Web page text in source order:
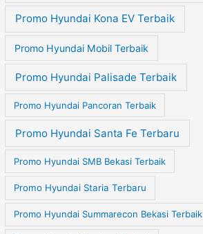
Promo Hyundai Kona EV Terbaik
Promo Hyundai Mobil Terbaik
Promo Hyundai Palisade Terbaik
Promo Hyundai Pancoran Terbaik
Promo Hyundai Santa Fe Terbaru
Promo Hyundai SMB Bekasi Terbaik
Promo Hyundai Staria Terbaru
Promo Hyundai Summarecon Bekasi Terbaik